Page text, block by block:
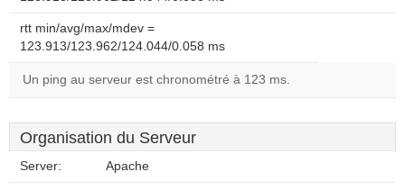
rtt min/avg/max/mdev =
123.913/123.962/124.044/0.058 ms
Un ping au serveur est chronométré à 123 ms.
Organisation du Serveur
Server: Apache